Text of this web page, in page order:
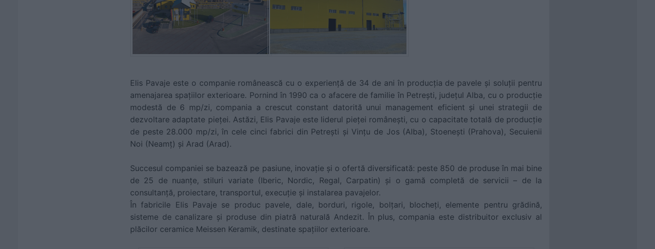
Elis Pavaje este o companie românească cu o experiență de 34 de ani în producția de pavele și soluții pentru
amenajarea spațiilor exterioare. Pornind în 1990 ca o afacere de familie în Petrești, județul Alba, cu o producție
modestă de 6 mp/zi, compania a crescut constant datorită unui management eficient și unei strategii de
dezvoltare adaptate pieței. Astăzi, Elis Pavaje este liderul pieței românești, cu o capacitate totală de producție
de peste 28.000 mp/zi, în cele cinci fabrici din Petrești și Vințu de Jos (Alba), Stoenești (Prahova), Secuienii
Noi (Neamț) și Arad (Arad).
Succesul companiei se bazează pe pasiune, inovație și o ofertă diversificată: peste 850 de produse în mai bine
de 25 de nuanțe, stiluri variate (Iberic, Nordic, Regal, Carpatin) și o gamă completă de servicii – de la
consultanță, proiectare, transportul, execuție și instalarea pavajelor.
În fabricile Elis Pavaje se produc pavele, dale, borduri, rigole, bolțari, blocheți, elemente pentru grădină,
sisteme de canalizare și produse din piatră naturală Andezit. În plus, compania este distribuitor exclusiv al
plăcilor ceramice Meissen Keramik, destinate spațiilor exterioare.